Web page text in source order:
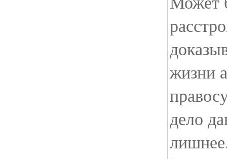
жизни
дело